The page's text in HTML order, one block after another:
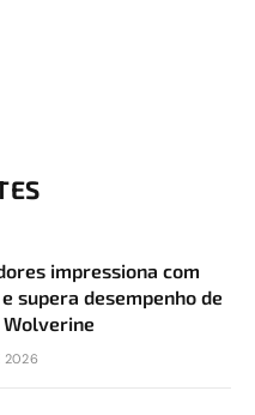
impressiona com
supera desempenho de
Wolverine
2026